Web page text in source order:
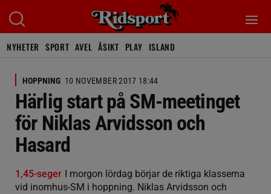
NYHETER SPORT AVEL ÅSIKT PLAY ISLAND
HOPPNING 10 NOVEMBER 2017 18:44
Härlig start på SM-meetinget
för Niklas Arvidsson och
Hasard
1,45-seger I morgon lördag börjar de riktiga klasserna
vid inomhus-SM i hoppning. Niklas Arvidsson och